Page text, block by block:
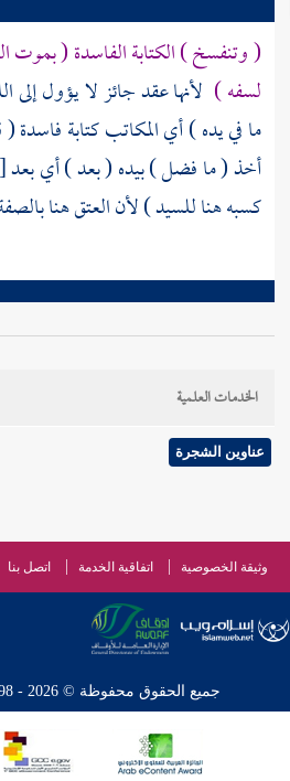
( وتنفسخ ) الكتابة الفاسدة ( بموت
لسفه ) لأنها عقد جائز لا يؤول
ما في يده ) أي المكاتب كتابة فاسدة
أخذ ( ما فضل ) بيده ( بعد ) أي بعد[
كسبه هنا للسيد ) لأن العتق هنا
الخدمات العلمية
عناوين الشجرة
وثيقة الخصوصية اتفاقية الخدمة اتصل بنا
جميع الحقوق محفوظة © 2026 - 1998 لشبكة إسلام ويب